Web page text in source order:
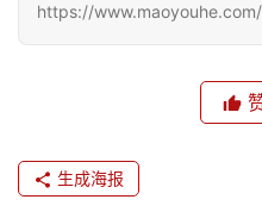
首
页
生
https://
生成海报